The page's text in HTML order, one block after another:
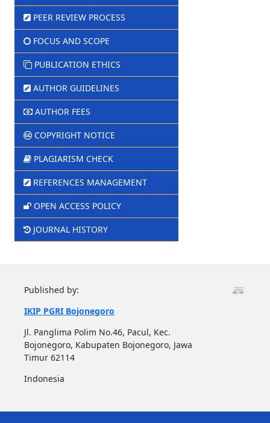
PEER REVIEW PROCESS
FOCUS AND SCOPE
PUBLICATION ETHICS
AUTHOR GUIDELINES
AUTHOR FEES
COPYRIGHT NOTICE
PLAGIARISM CHECK
REFERENCES MANAGEMENT
OPEN ACCESS POLICY
JOURNAL HISTORY
Published by:
IKIP PGRI Bojonegoro
Jl. Panglima Polim No.46, Pacul, Kec.
Bojonegoro, Kabupaten Bojonegoro, Jawa
Timur 62114
Indonesia